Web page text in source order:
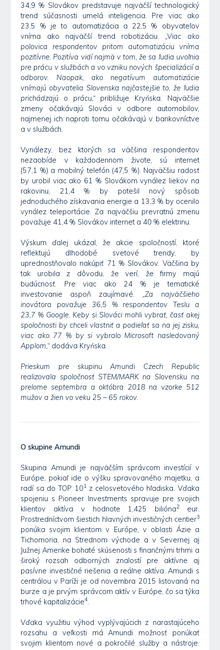
34,9 % Slovákov predstavuje najväčší technologický
trend súčasnosti umelá inteligencia. Pre viac ako
23,5 % je to automatizácia a 22,5 % obyvateľov
vníma ako najväčší trend robotizáciu.
„Viac ako
polovica respondentov pritom automatizáciu vníma
pozitívne. Pozitíva vidí najmä v tom, že sa ľudia uvoľnia
pre prácu v službách a vo vzniku nových špecializácií a
odborov. Naopak, ako negatívum automatizácie
vnímajú obyvatelia Slovenska najčastejšie to, že ľudia
prichádzajú o prácu,“približuje Kryńska. Najväčšie
zmeny očakávajú Slováci v odbore automobilov,
najmenej ich naproti tomu očakávajú v bankovníctve
a v službách.
Vynálezy, bez ktorých sa väčšina respondentov
nezaobíde v každodennom živote, sú internet
(57,1 %) a mobilný telefón (47,5 %). Najväčšiu radosť
by urobil viac ako 61 % Slovákom vynález liekov na
rakovinu, 21,4 % by potešil nový spôsob
jednoduchého získavania energie a 13,3 % by ocenilo
vynález teleportácie. Za najväčšiu prevratnú zmenu
považuje 41,4 % Slovákov internet a 40 % elektrinu.
Výskum ďalej ukázal, že akcie spoločností, ktoré
reflektujú dlhodobé svetové trendy, by
uprednostňovalo nakúpiť 71 % Slovákov. Väčšina by
tak urobila z dôvodu, že verí, že firmy majú
budúcnosť. Pre viac ako 24 % je tematické
investovanie aspoň zaujímavé.
„Za najväčšieho
inovátora považuje 36,5 % respondentov Teslu a
23,7 % Google. Keby si Slováci mohli vybrať, časť akej
spoločnosti by chceli vlastniť a podieľať sa na jej zisku,
viac ako 77 % by si vybralo Microsoft nasledovaný
Applom,“ dodáva Kryńska.
Prieskum pre skupinu Amundi Czech Republic
realizovala spoločnosť STEM/MARK na Slovensku na
prelome septembra a októbra 2018 na vzorke 512
mužov a žien vo veku 25 – 65 rokov.
O skupine Amundi
Skupina Amundi je najväčším správcom investícií v
Európe, pokiaľ ide o výšku spravovaného majetku, a
radí sa do TOP 101z celosvetového hľadiska. Vďaka
spojeniu s Pioneer Investments spravuje pre svojich
klientov aktíva v hodnote 1,425 bilióna2eur.
Prostredníctvom šiestich hlavných investičných centier3
ponúka svojim klientom v Európe, v oblasti Ázie a
Tichomoria, na Strednom východe a v Severnej aj
Južnej Amerike bohaté skúsenosti s finančnými trhmi a
široký rozsah odborných znalostí pre aktívne aj
pasívne investičné riešenia a reálne aktíva. Amundi s
centrálou v Paríži je od novembra 2015 listovaná na
burze a je prvým správcom aktív v Európe, čo sa týka
trhové kapitalizácie4
Vďaka využitiu výhod vyplývajúcich z narastajúceho
rozsahu a veľkosti má Amundi možnosť ponúkať
svojim klientom nové a pokročilé služby a nástroje.